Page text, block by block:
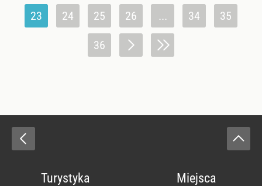
23 24 25 26 ... 34 35
36
Turystyka
Miejsca